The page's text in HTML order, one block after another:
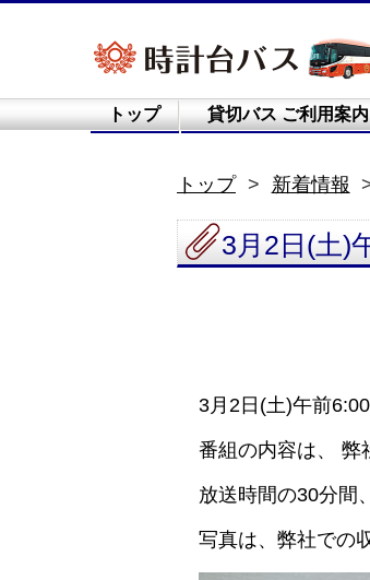
トップ 貸切バス ご利用案内
トップ 新着情報
3月2日(土)
3月2日(土)午前
番組の内容は、 弊
放送時間の30分間
写真は、弊社での